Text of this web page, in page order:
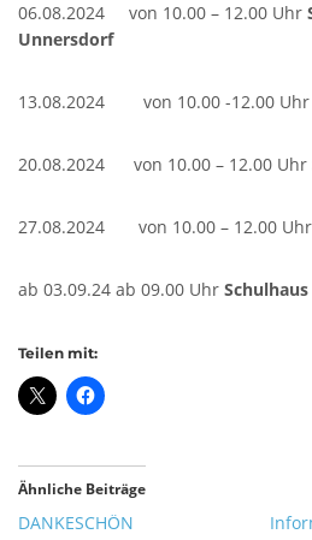
06.08.2024 von 10.00 – 12.00 Uhr
Unnersdorf
13.08.2024 von 10.00 -12.00 Uhr
20.08.2024 von 10.00 – 12.00 Uhr
27.08.2024 von 10.00 – 12.00 Uhr
ab 03.09.24 ab 09.00 Uhr
Teilen mit:
Ähnliche Beiträge
DANKESCHÖN
Stublanger Str. 4,
Tel 09573 - 5380
96231 Bad Staffelstein-Grundfeld
Tel 09571 – 2082
Fax 09571 – 755870
Sekretariat
Montag 8.00 – 12.00 Uhr